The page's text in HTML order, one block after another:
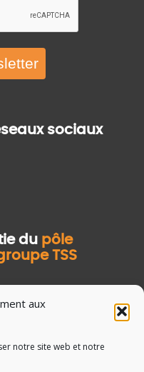
aux
notre site web et notre
sociaux
du pôle
TSS